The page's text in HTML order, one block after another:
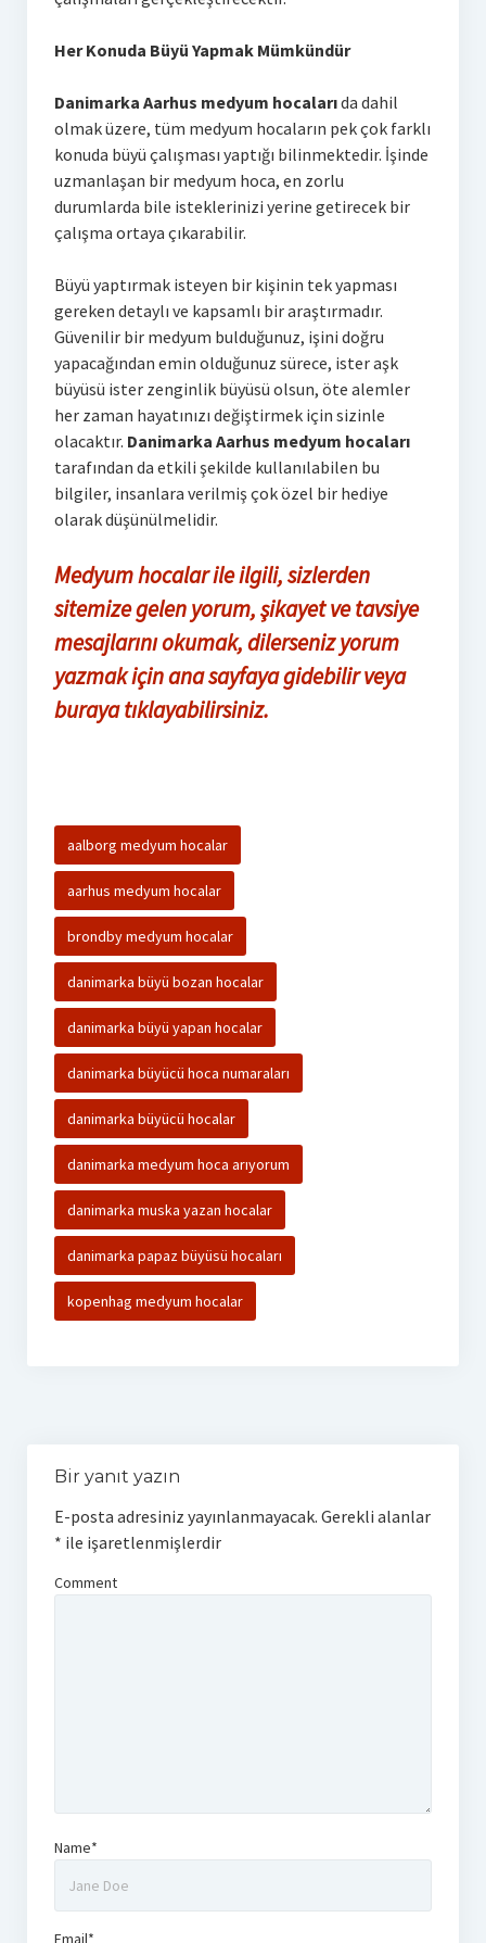
Her Konuda Büyü Yapmak Mümkündür
Danimarka Aarhus medyum hocalarıda dahil
olmak üzere, tüm medyum hocaların pek çok farklı
konuda büyü çalışması yaptığı bilinmektedir. İşinde
uzmanlaşan bir medyum hoca, en zorlu
durumlarda bile isteklerinizi yerine getirecek bir
çalışma ortaya çıkarabilir.
Büyü yaptırmak isteyen bir kişinin tek yapması
gereken detaylı ve kapsamlı bir araştırmadır.
Güvenilir bir medyum bulduğunuz, işini doğru
yapacağından emin olduğunuz sürece, ister aşk
büyüsü ister zenginlik büyüsü olsun, öte alemler
her zaman hayatınızı değiştirmek için sizinle
olacaktır. Danimarka Aarhus medyum hocaları
tarafından da etkili şekilde kullanılabilen bu
bilgiler, insanlara verilmiş çok özel bir hediye
olarak düşünülmelidir.
Medyum hocalar ile ilgili, sizlerden
sitemize gelen yorum, şikayet ve tavsiye
mesajlarını okumak, dilerseniz yorum
yazmak için ana sayfaya gidebilir veya
buraya tıklayabilirsiniz.
aalborg medyum hocalar
aarhus medyum hocalar
brondby medyum hocalar
danimarka büyü bozan hocalar
danimarka büyü yapan hocalar
danimarka büyücü hoca numaraları
danimarka büyücü hocalar
danimarka medyum hoca arıyorum
danimarka muska yazan hocalar
danimarka papaz büyüsü hocaları
kopenhag medyum hocalar
Bir yanıt yazın
E-posta adresiniz yayınlanmayacak. Gerekli alanlar
* ile işaretlenmişlerdir
Comment
Name*
Email*